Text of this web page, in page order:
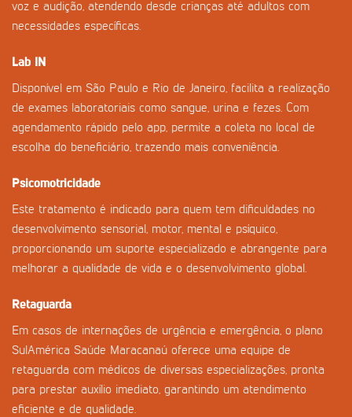
voz e audição, atendendo desde crianças até adultos com
necessidades específicas.
Lab IN
Disponível em São Paulo e Rio de Janeiro, facilita a realização
de exames laboratoriais como sangue, urina e fezes. Com
agendamento rápido pelo app, permite a coleta no local de
escolha do beneficiário, trazendo mais conveniência.
Psicomotricidade
Este tratamento é indicado para quem tem dificuldades no
desenvolvimento sensorial, motor, mental e psíquico,
proporcionando um suporte especializado e abrangente para
melhorar a qualidade de vida e o desenvolvimento global.
Retaguarda
Em casos de internações de urgência e emergência, o plano
SulAmérica Saúde Maracanaú oferece uma equipe de
retaguarda com médicos de diversas especializações, pronta
para prestar auxílio imediato, garantindo um atendimento
eficiente e de qualidade.